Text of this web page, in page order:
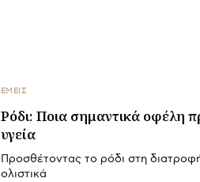
ΕΜΕΙΣ
Ρόδι: Ποια σημαντικά οφέλη
υγεία
Προσθέτοντας το ρόδι στη
ολιστικά